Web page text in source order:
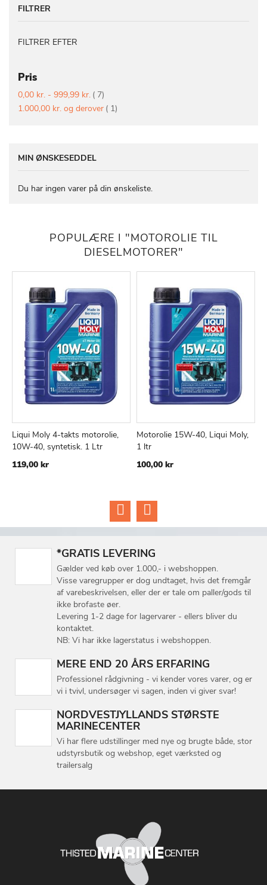
FILTRER
FILTRER EFTER
Pris
0,00 kr. - 999,99 kr. 7vare
1.000,00 kr. og derover 1vare
MIN ØNSKESEDDEL
Du har ingen varer på din ønskeliste.
POPULÆRE I "MOTOROLIE TIL
DIESELMOTORER"
Læg i kurv
TILFØJSAMMENLIGN
Liqui Moly 4-takts motorolie,
10W-40, syntetisk. 1 Ltr
119,00 kr
TILFØJ
Motorolie 15W-40, Liqui Moly,
1 ltr
100,00 kr
*GRATIS LEVERING
Gælder ved køb over 1.000,- i webshoppen.
Visse varegrupper er dog undtaget, hvis det fremgår
af varebeskrivelsen, eller der er tale om paller/gods til
ikke brofaste øer.
Levering 1-2 dage for lagervarer - ellers bliver du
kontaktet.
NB: Vi har ikke lagerstatus i webshoppen.
MERE END 20 ÅRS ERFARING
Professionel rådgivning - vi kender vores varer, og er
vi i tvivl, undersøger vi sagen, inden vi giver svar!
NORDVESTJYLLANDS STØRSTE
MARINECENTER
Vi har flere udstillinger med nye og brugte både, stor
udstyrsbutik og webshop, eget værksted og
trailersalg